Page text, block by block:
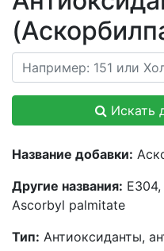
Искать
Название добавки:
Другие названия:
Ascorbyl palmitate
Тип: Антиоксиданты,